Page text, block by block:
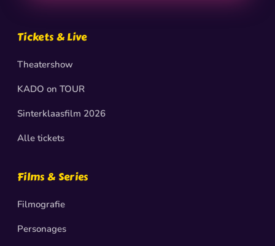
Tickets & Live
Theatershow
KADO on TOUR
Sinterklaasfilm 2026
Alle tickets
Films & Series
Filmografie
Personages